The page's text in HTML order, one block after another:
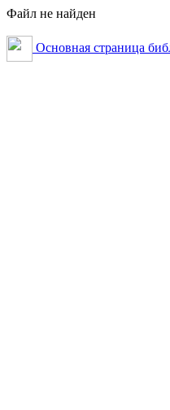
Файл не найден
Основная страница